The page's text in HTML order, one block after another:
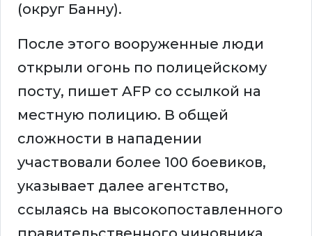
(округ Банну).
После этого вооруженные люди
открыли огонь по полицейскому
посту, пишет AFP со ссылкой на
местную полицию. В общей
сложности в нападении
участвовали более 100 боевиков,
указывает далее агентство,
ссылаясь на высокопоставленного